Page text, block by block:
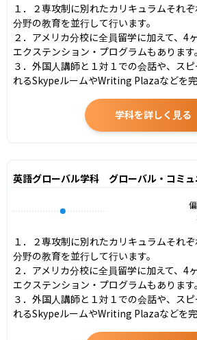
１．２専攻制に別れたカリキュラムそれ
分野の教育を並行して行います。
２．アメリカ分校に全員留学に加えて、4
エクステンション・プログラムもあります。
３．外国人講師と１対１での会話や、ス
れるSkypeルームやWriting Plazaなどを完
学科を詳しく見る
英語グローバル学科 グローバル・コミュ
１．２専攻制に別れたカリキュラムそれ
分野の教育を並行して行います。
２．アメリカ分校に全員留学に加えて、4
エクステンション・プログラムもあります。
３．外国人講師と１対１での会話や、ス
れるSkypeルームやWriting Plazaなどを完